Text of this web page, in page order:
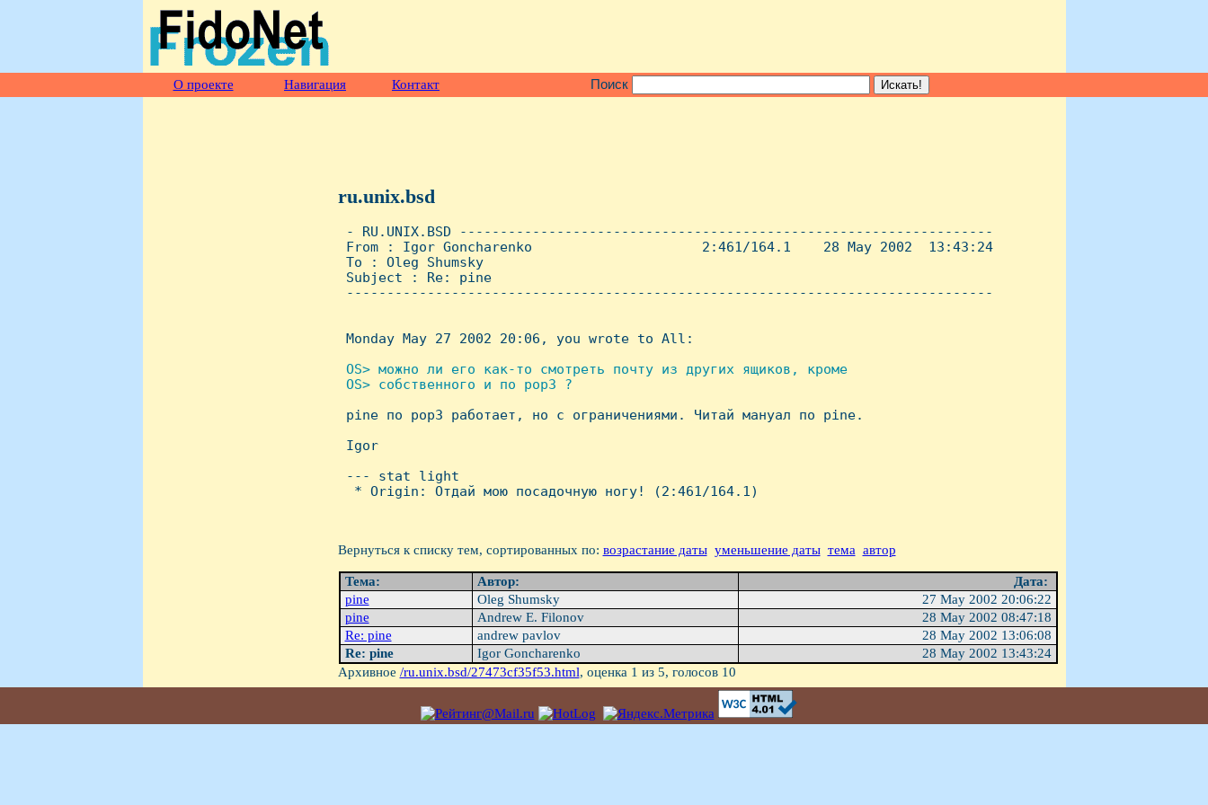
О проекте Навигация Контакт Поиск
ru.unix.bsd
- RU.UNIX.BSD ------------------------------------------------------------------
From : Igor Goncharenko                     2:461/164.1    28 May 2002  13:43:24
To : Oleg Shumsky
Subject : Re: pine
--------------------------------------------------------------------------------
Monday May 27 2002 20:06, you wrote to All:
OS> можно ли его как-то смотреть почту из других ящиков, кроме
OS> собственного и по pop3 ?
pine по pop3 работает, но с ограничениями. Читай мануал по pine.
Igor
--- stat light
  * Origin: Отдай мою посадочную ногу! (2:461/164.1)
Вернуться к списку тем, сортированных по: возрастание даты уменьшение даты тема автор
Тема: Автор:
Дата:
pine
Oleg Shumsky
27 May 2002 20:06:22
pine
Andrew E. Filonov
28 May 2002 08:47:18
Re: pine
andrew pavlov
28 May 2002 13:06:08
Re: pine
Igor Goncharenko
28 May 2002 13:43:24
Архивное /ru.unix.bsd/27473cf35f53.html, оценка 1 из 5, голосов 10